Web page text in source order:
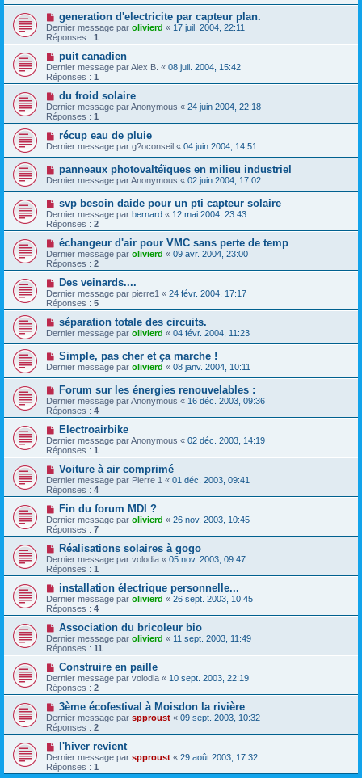
generation d'electricite par capteur plan.
Dernier message par olivierd « 17 juil. 2004, 22:11
Réponses : 1
puit canadien
Dernier message parAlex B. « 08 juil. 2004, 15:42
Réponses : 1
du froid solaire
Dernier message parAnonymous « 24 juin 2004, 22:18
Réponses : 1
récup eau de pluie
Dernier message par g?oconseil « 04 juin 2004, 14:51
panneaux photovaltéïques en milieu industriel
Dernier message parAnonymous « 02 juin 2004, 17:02
svp besoin daide pour un pti capteur solaire
Dernier message par bernard « 12 mai 2004, 23:43
Réponses : 2
échangeur d'air pour VMC sans perte de temp
Dernier message par olivierd « 09 avr. 2004, 23:00
Réponses : 2
Des veinards....
Dernier message par pierre1 « 24 févr. 2004, 17:17
Réponses : 5
séparation totale des circuits.
Dernier message par olivierd « 04 févr. 2004, 11:23
Simple, pas cher et ça marche !
Dernier message par olivierd « 08 janv. 2004, 10:11
Forum sur les énergies renouvelables :
Dernier message parAnonymous « 16 déc. 2003, 09:36
Réponses : 4
Electroairbike
Dernier message parAnonymous « 02 déc. 2003, 14:19
Réponses : 1
Voiture à air comprimé
Dernier message par Pierre 1 « 01 déc. 2003, 09:41
Réponses : 4
Fin du forum MDI ?
Dernier message par olivierd « 26 nov. 2003, 10:45
Réponses : 7
Réalisations solaires à gogo
Dernier message par volodia « 05 nov. 2003, 09:47
Réponses : 1
installation électrique personnelle...
Dernier message par olivierd « 26 sept. 2003, 10:45
Réponses : 4
Association du bricoleur bio
Dernier message par olivierd « 11 sept. 2003, 11:49
Réponses : 11
Construire en paille
Dernier message par volodia « 10 sept. 2003, 22:19
Réponses : 2
3ème écofestival à Moisdon la rivière
Dernier message par spproust « 09 sept. 2003, 10:32
Réponses : 2
l'hiver revient
Dernier message par spproust « 29 août 2003, 17:32
Réponses : 1